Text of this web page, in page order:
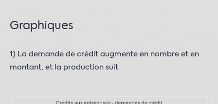
Graphiques
1) La demande de crédit augmente en nombre et en
montant, et la production suit